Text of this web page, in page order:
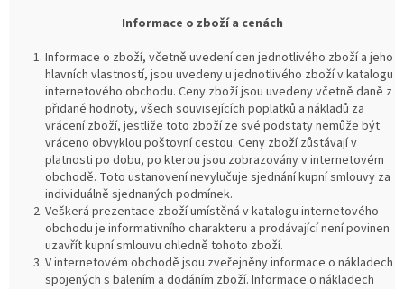
Informace o zboží a cenách
Informace o zboží, včetně uvedení cen jednotlivého zboží a jeho
hlavních vlastností, jsou uvedeny u jednotlivého zboží v katalogu
internetového obchodu. Ceny zboží jsou uvedeny včetně daně z
přidané hodnoty, všech souvisejících poplatků a nákladů za
vrácení zboží, jestliže toto zboží ze své podstaty nemůže být
vráceno obvyklou poštovní cestou. Ceny zboží zůstávají v
platnosti po dobu, po kterou jsou zobrazovány v internetovém
obchodě. Toto ustanovení nevylučuje sjednání kupní smlouvy za
individuálně sjednaných podmínek.
Veškerá prezentace zboží umístěná v katalogu internetového
obchodu je informativního charakteru a prodávající není povinen
uzavřít kupní smlouvu ohledně tohoto zboží.
V internetovém obchodě jsou zveřejněny informace o nákladech
spojených s balením a dodáním zboží. Informace o nákladech